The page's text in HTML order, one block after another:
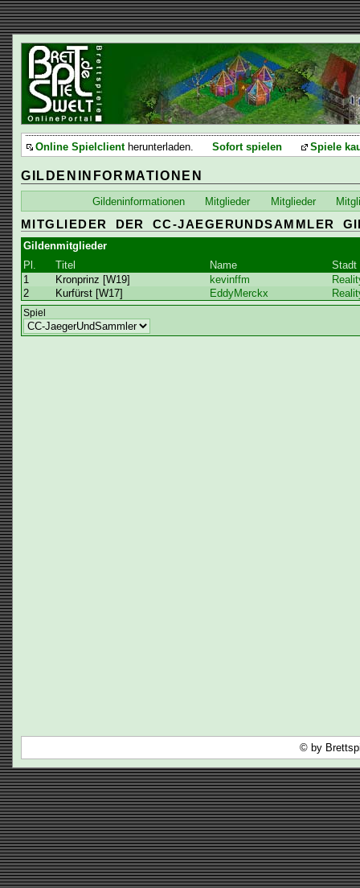
Online Spielclientherunterladen. Sofort spielen Spiele
GILDENINFORMATIONEN
Gildeninformationen Mitglieder Mitglieder
MITGLIEDER DER CC-JAEGERUNDSAMMLER
Gildenmitglieder
Pl.
Titel Name
Stadt
1
Kronprinz [W19] kevinffm
2
Kurfürst [W17] EddyMerckx
Spiel
© by